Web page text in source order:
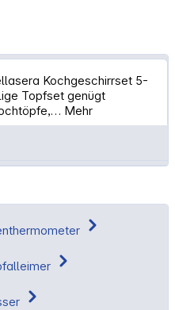
Kochgeschirrset 5-
Topfset genügt
Mehr